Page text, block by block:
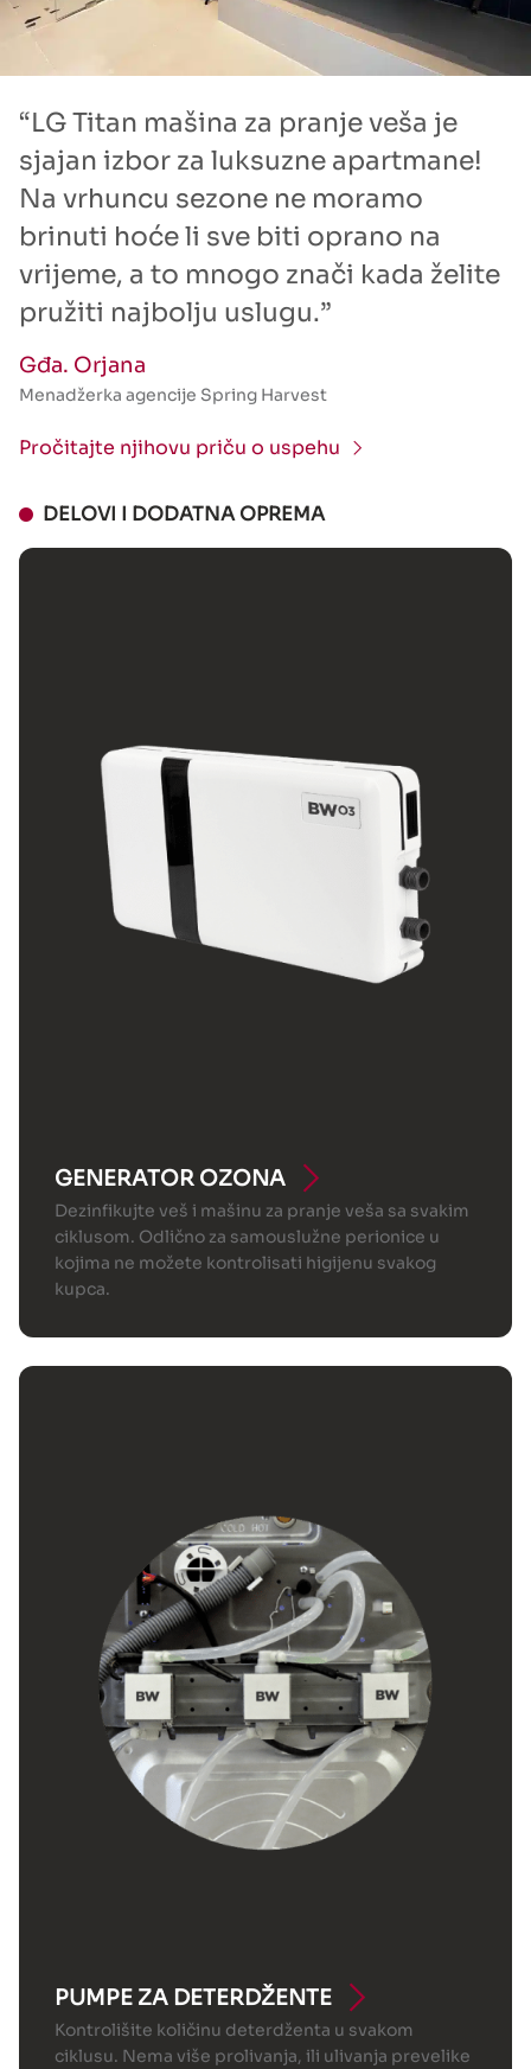
“LG Titan mašina za pranje veša je
sjajan izbor za luksuzne apartmane!
Na vrhuncu sezone ne moramo
brinuti hoće li sve biti oprano na
vrijeme, a to mnogo znači kada želite
pružiti najbolju uslugu.”
Gđa. Orjana
Menadžerka agencije Spring Harvest
Pročitajte njihovu priču o uspehu
DELOVI I DODATNA OPREMA
GENERATOR OZONA
Dezinfikujte veš i mašinu za pranje veša sa svakim
ciklusom. Odlično za samouslužne perionice u
kojima ne možete kontrolisati higijenu svakog
kupca.
PUMPE ZA DETERDŽENTE
Kontrolišite količinu deterdženta u svakom
ciklusu. Nema više prolivanja, ili ulivanja prevelike